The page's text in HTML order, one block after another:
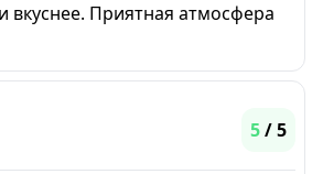
вкуснее. Приятная атмосфера
5/ 5